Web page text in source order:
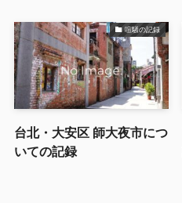
喧騒の記録
台北・大安区 師大夜市につ
いての記録